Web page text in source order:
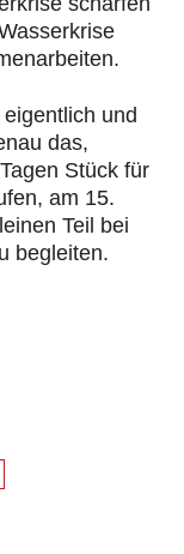
und
das,
Stück für
am 15.
Teil bei
begleiten.